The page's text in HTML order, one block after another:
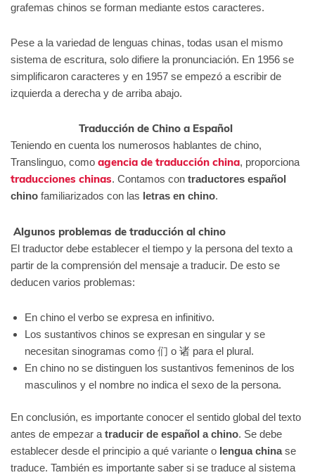
grafemas chinos se forman mediante estos caracteres.
Pese a la variedad de lenguas chinas, todas usan el mismo
sistema de escritura, solo difiere la pronunciación. En 1956 se
simplificaron caracteres y en 1957 se empezó a escribir de
izquierda a derecha y de arriba abajo.
Traducción de Chino a Español
Teniendo en cuenta los numerosos hablantes de chino,
Translinguo, como agencia de traducción china, proporciona
traducciones chinas. Contamos con traductores español
chino familiarizados con las letras en chino.
Algunos problemas de traducción al chino
El traductor debe establecer el tiempo y la persona del texto a
partir de la comprensión del mensaje a traducir. De esto se
deducen varios problemas:
En chino el verbo se expresa en infinitivo.
Los sustantivos chinos se expresan en singular y se
necesitan sinogramas como 们 o 诸 para el plural.
En chino no se distinguen los sustantivos femeninos de los
masculinos y el nombre no indica el sexo de la persona.
En conclusión, es importante conocer el sentido global del texto
antes de empezar a traducir de español a chino. Se debe
establecer desde el principio a qué variante o lengua chinase
traduce. También es importante saber si se traduce al sistema